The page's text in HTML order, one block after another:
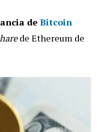
de Bitcoin
de Ethereum de